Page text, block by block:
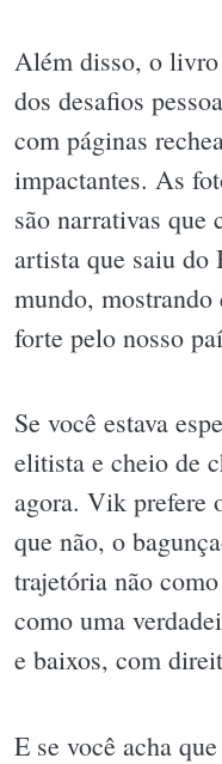
Além disso, o
dos desafios
com páginas
impactantes. As
são narrativas que
artista que saiu do
mundo, mostrando
forte pelo nosso
Se você estava
elitista e cheio de
agora. Vik prefere
que não, o
trajetória não
como uma
e baixos, com
E se você acha